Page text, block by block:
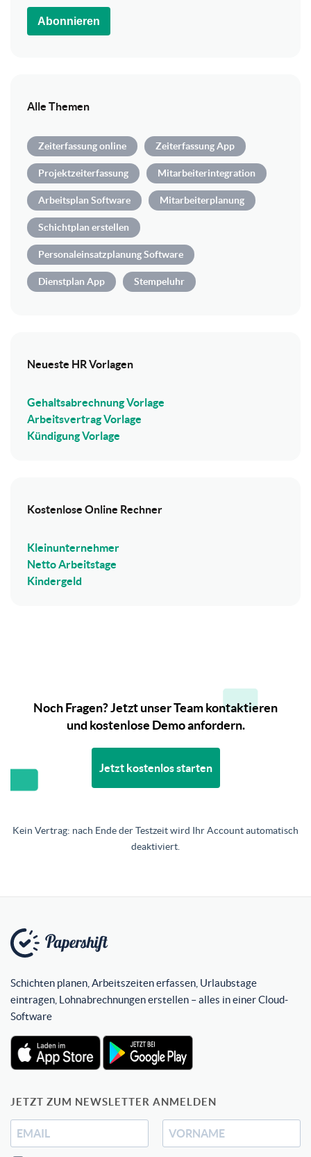
Abonnieren
Alle Themen
Zeiterfassung online Zeiterfassung App
Projektzeiterfassung Mitarbeiterintegration
Arbeitsplan Software Mitarbeiterplanung
Schichtplan erstellen
Personaleinsatzplanung Software
Dienstplan App Stempeluhr
Neueste HR Vorlagen
Gehaltsabrechnung Vorlage
Arbeitsvertrag Vorlage
Kündigung Vorlage
Kostenlose Online Rechner
Kleinunternehmer
Netto Arbeitstage
Kindergeld
Noch Fragen? Jetzt unser Team kontaktieren
und kostenlose Demo anfordern.
Jetzt kostenlos starten
Kein Vertrag: nach Ende der Testzeit wird Ihr Account automatisch
deaktiviert.
Schichten planen, Arbeitszeiten erfassen, Urlaubstage
eintragen, Lohnabrechnungen erstellen – alles in einer Cloud-
Software
JETZT ZUM NEWSLETTER ANMELDEN